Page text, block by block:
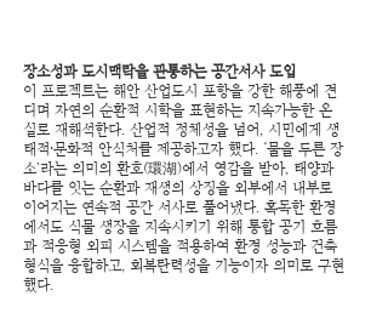
장소성과 도시맥락을 관통하는 공간서사 도입​
이 프로젝트는 해안 산업도시 포항을 강한 해풍에 견
디며 자연의 순환적 시학을 표현하는 지속가능한 온
실로 재해석한다. 산업적 정체성을 넘어, 시민에게 생
태적·문화적 안식처를 제공하고자 했다. ‘물을 두른 장
소’라는 의미의 환호(環湖)에서 영감을 받아, 태양과
바다를 잇는 순환과 재생의 상징을 외부에서 내부로
이어지는 연속적 공간 서사로 풀어냈다. 혹독한 환경
에서도 식물 생장을 지속시키기 위해 통합 공기 흐름
과 적응형 외피 시스템을 적용하여 환경 성능과 건축
형식을 융합하고, 회복탄력성을 기능이자 의미로 구현
했다.